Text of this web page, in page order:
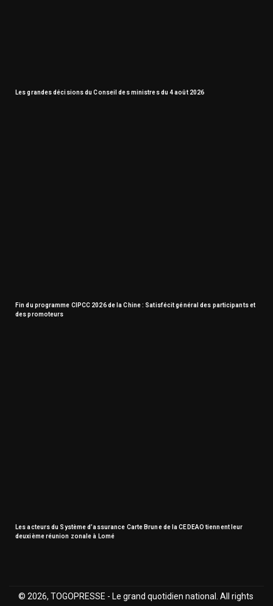
Les grandes décisions du Conseil des ministres du 4 août 2026
Fin du programme CIPCC 2026 de la Chine : Satisfécit général des participants et
des promoteurs
Les acteurs du Système d’assurance Carte Brune de la CEDEAO tiennent leur
deuxième réunion zonale à Lomé
© 2026, TOGOPRESSE - Le grand quotidien national. All rights